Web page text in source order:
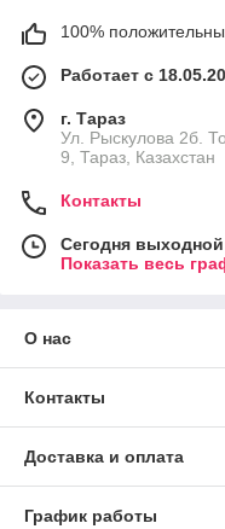
100%
Работает с
г. Тараз
Ул. Рыскулова 2б.
9, Тараз, Казахстан
Контакты
Сегодня выходной
Показать весь
О нас
Контакты
Доставка и оплата
График работы